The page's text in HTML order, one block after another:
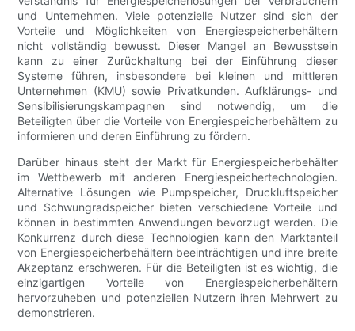
und Unternehmen. Viele potenzielle Nutzer sind sich der
Vorteile und Möglichkeiten von Energiespeicherbehältern
nicht vollständig bewusst. Dieser Mangel an Bewusstsein
kann zu einer Zurückhaltung bei der Einführung dieser
Systeme führen, insbesondere bei kleinen und mittleren
Unternehmen (KMU) sowie Privatkunden. Aufklärungs- und
Sensibilisierungskampagnen sind notwendig, um die
Beteiligten über die Vorteile von Energiespeicherbehältern zu
informieren und deren Einführung zu fördern.
Darüber hinaus steht der Markt für Energiespeicherbehälter
im Wettbewerb mit anderen Energiespeichertechnologien.
Alternative Lösungen wie Pumpspeicher, Druckluftspeicher
und Schwungradspeicher bieten verschiedene Vorteile und
können in bestimmten Anwendungen bevorzugt werden. Die
Konkurrenz durch diese Technologien kann den Marktanteil
von Energiespeicherbehältern beeinträchtigen und ihre breite
Akzeptanz erschweren. Für die Beteiligten ist es wichtig, die
einzigartigen Vorteile von Energiespeicherbehältern
hervorzuheben und potenziellen Nutzern ihren Mehrwert zu
demonstrieren.